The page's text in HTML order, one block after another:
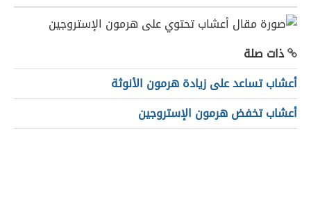
ذات صلة
أعشاب تساعد على زيادة هرمون الأنوثة
أعشاب تخفض هرمون الإستروجين